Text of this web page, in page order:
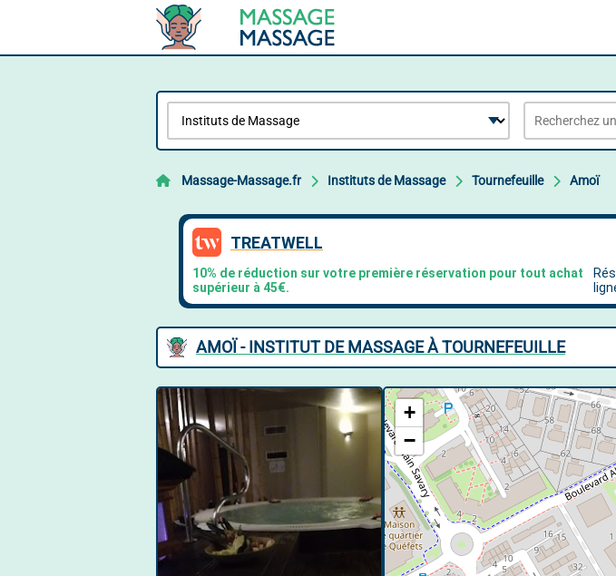
Massage-Massage.fr Instituts de Massage Tournefeuille Amoï
AMOÏ - INSTITUT DE MASSAGE À TOURNEFEUILLE
+
−